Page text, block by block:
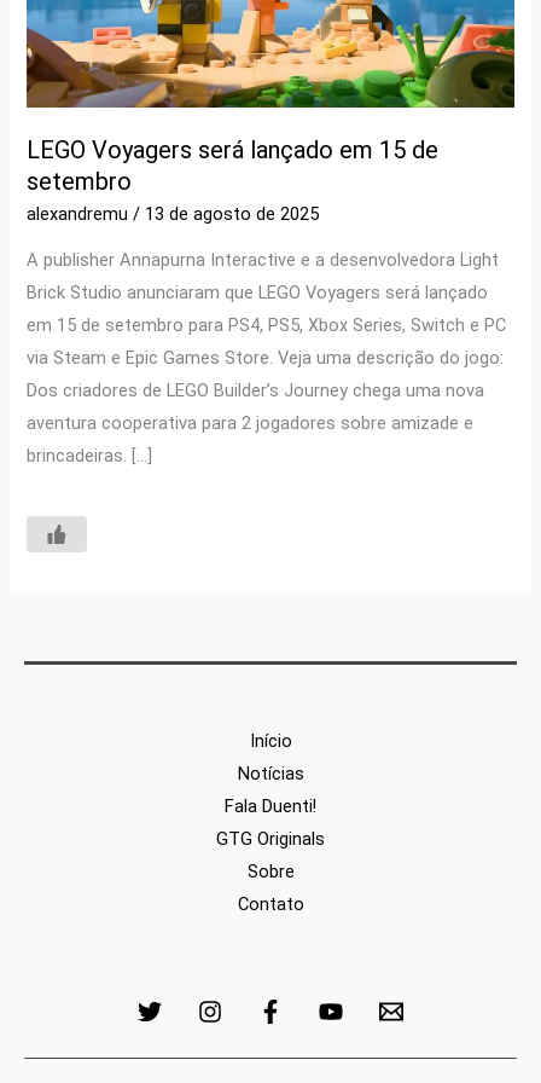
LEGO Voyagers será lançado em 15 de
setembro
alexandremu/ 13 de agosto de 2025
A publisher Annapurna Interactive e a desenvolvedora Light
Brick Studio anunciaram que LEGO Voyagers será lançado
em 15 de setembro para PS4, PS5, Xbox Series, Switch e PC
via Steam e Epic Games Store. Veja uma descrição do jogo:
Dos criadores de LEGO Builder’s Journey chega uma nova
aventura cooperativa para 2 jogadores sobre amizade e
brincadeiras. […]
Início
Notícias
Fala Duenti!
GTG Originals
Sobre
Contato